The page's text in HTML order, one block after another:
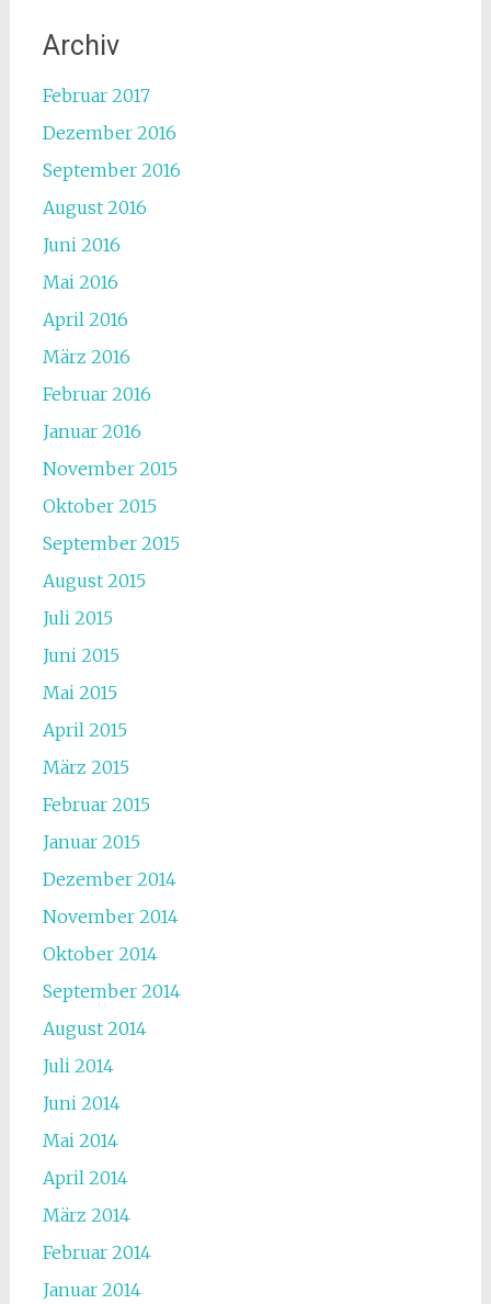
Archiv
Februar 2017
Dezember 2016
September 2016
August 2016
Juni 2016
Mai 2016
April 2016
März 2016
Februar 2016
Januar 2016
November 2015
Oktober 2015
September 2015
August 2015
Juli 2015
Juni 2015
Mai 2015
April 2015
März 2015
Februar 2015
Januar 2015
Dezember 2014
November 2014
Oktober 2014
September 2014
August 2014
Juli 2014
Juni 2014
Mai 2014
April 2014
März 2014
Februar 2014
Januar 2014